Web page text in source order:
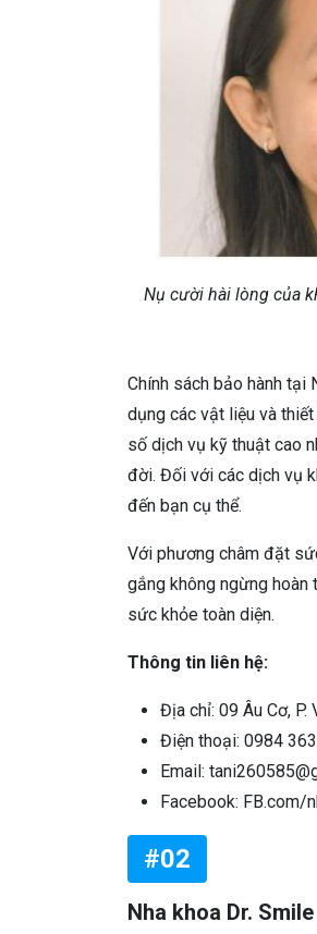
Nụ cười hài lòng của
Chính sách bảo hành tại
dụng các vật liệu và
số dịch vụ kỹ thuật cao
đời. Đối với các dịch vụ
đến bạn cụ thể.
Với phương châm đặt
gắng không ngừng hoàn
sức khỏe toàn diện.
Thông tin liên hệ:
Địa chỉ: 09 Âu Cơ, P.
Điện thoại: 0984
Email:
Facebook: FB.com/
#02
Nha khoa Dr. Smile